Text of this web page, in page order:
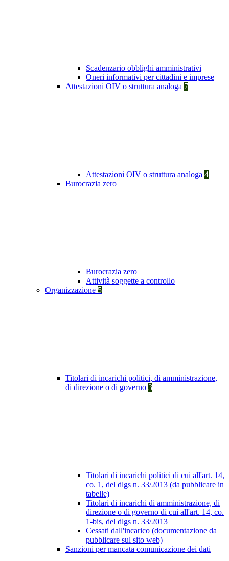
Scadenzario obblighi amministrativi
Oneri informativi per cittadini e imprese
Attestazioni OIV o struttura analoga 7
Attestazioni OIV o struttura analoga 4
Burocrazia zero
Burocrazia zero
Attività soggette a controllo
Organizzazione 5
Titolari di incarichi politici, di amministrazione,
di direzione o di governo 3
Titolari di incarichi politici di cui all'art. 14,
co. 1, del dlgs n. 33/2013 (da pubblicare in
tabelle)
Titolari di incarichi di amministrazione, di
direzione o di governo di cui all'art. 14, co.
1-bis, del dlgs n. 33/2013
Cessati dall'incarico (documentazione da
pubblicare sul sito web)
Sanzioni per mancata comunicazione dei dati